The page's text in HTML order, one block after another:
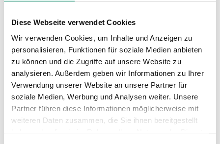
Diese Webseite verwendet Cookies
Wir verwenden Cookies, um Inhalte und Anzeigen zu
personalisieren, Funktionen für soziale Medien anbieten
zu können und die Zugriffe auf unsere Website zu
analysieren. Außerdem geben wir Informationen zu Ihrer
Verwendung unserer Website an unsere Partner für
soziale Medien, Werbung und Analysen weiter. Unsere
Partner führen diese Informationen möglicherweise mit
weiteren Daten zusammen, die Sie ihnen bereitgestellt
Temperaturbereich
Stufenfunktion 1
Rückstellfunktion Automatisch
Sollwertanpassung Extern